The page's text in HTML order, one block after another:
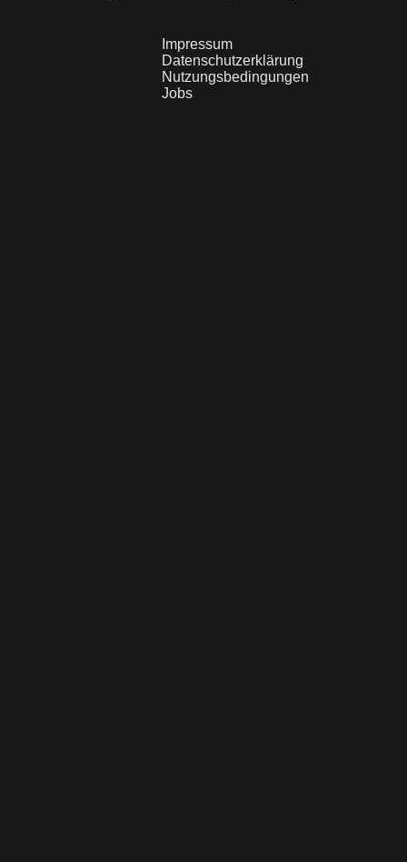
Impressum
Datenschutzerklärung
Nutzungsbedingungen
Jobs